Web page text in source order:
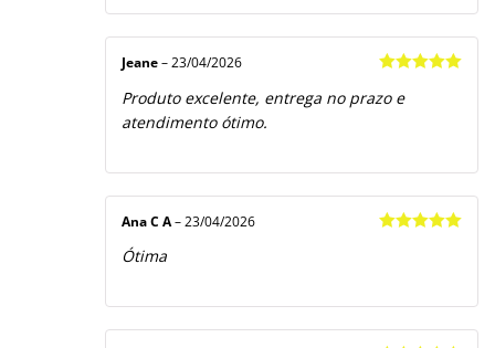
de 5
Jeane – 23/04/2026
Produto excelente, entrega no prazo e
atendimento ótimo.
Ana C A – 23/04/2026
Ótima